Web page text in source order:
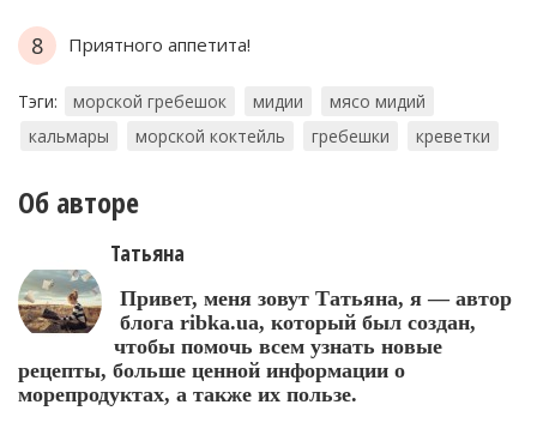
8 Приятного аппетита!
Тэги: морской гребешок мидии
мясо мидий
кальмары
морской коктейль гребешки креветки
Об авторе
Татьяна
Привет, меня зовут Татьяна, я — автор
блога ribka.ua, который был создан,
чтобы помочь всем узнать новые
рецепты, больше ценной информации о
морепродуктах, а также их пользе.